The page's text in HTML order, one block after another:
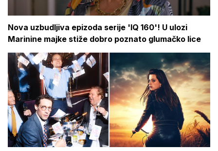
Nova uzbudljiva epizoda serije 'IQ 160'! U ulozi
Marinine majke stiže dobro poznato glumačko lice